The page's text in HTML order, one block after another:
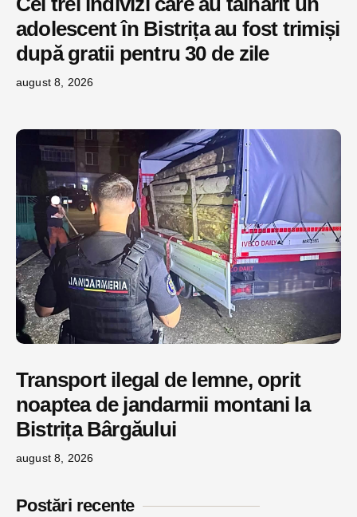
adolescent în Bistrița au fost trimiși
după gratii pentru 30 de zile
august 8, 2026
Transport ilegal de lemne, oprit
noaptea de jandarmii montani la
Bistrița Bârgăului
august 8, 2026
Postări recente